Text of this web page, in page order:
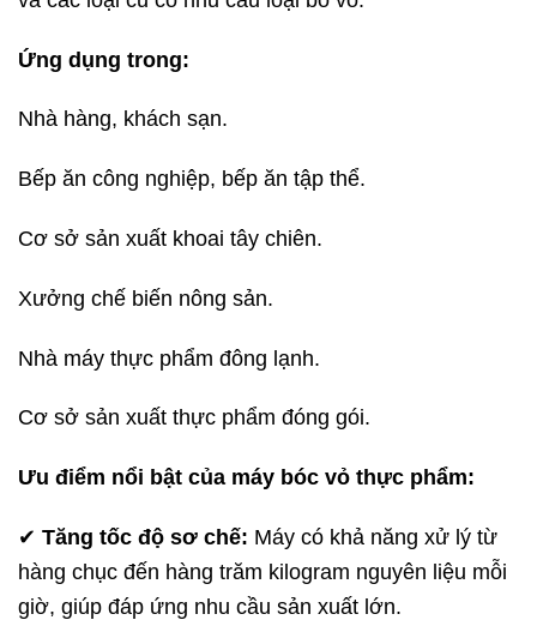
Ứng dụng trong:
Nhà hàng, khách sạn.
Bếp ăn công nghiệp, bếp ăn tập thể.
Cơ sở sản xuất khoai tây chiên.
Xưởng chế biến nông sản.
Nhà máy thực phẩm đông lạnh.
Cơ sở sản xuất thực phẩm đóng gói.
Ưu điểm nổi bật của máy bóc vỏ thực phẩm:
✔ Tăng tốc độ sơ chế: Máy có khả năng xử lý từ
hàng chục đến hàng trăm kilogram nguyên liệu mỗi
giờ, giúp đáp ứng nhu cầu sản xuất lớn.